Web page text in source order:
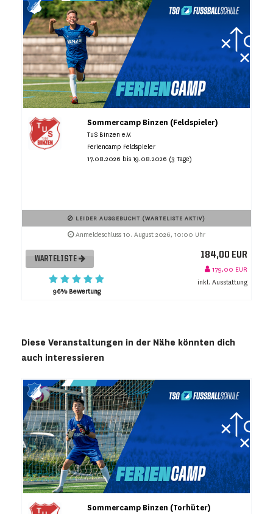
Sommercamp Binzen (Feldspieler)
TuS Binzen e.V.
Feriencamp Feldspieler
17.08.2026 bis 19.08.2026 (3 Tage)
LEIDER AUSGEBUCHT (WARTELISTE AKTIV)
Anmeldeschluss 10. August 2026, 10:00 Uhr
WARTELISTE
96% Bewertung
184,00 EUR
179,00 EUR
inkl. Ausstattung
Diese Veranstaltungen in der Nähe könnten dich
auch interessieren
Sommercamp Binzen (Torhüter)